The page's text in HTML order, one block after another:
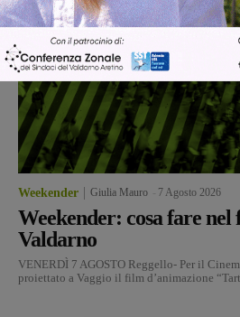
Weekender Giulia Mauro 7 Agosto 2026
Weekender: cosa fare nel
Valdarno
VENERDÌ 7 AGOSTO Reggello- Per il
proiettato a Vaggio il film d’animazione